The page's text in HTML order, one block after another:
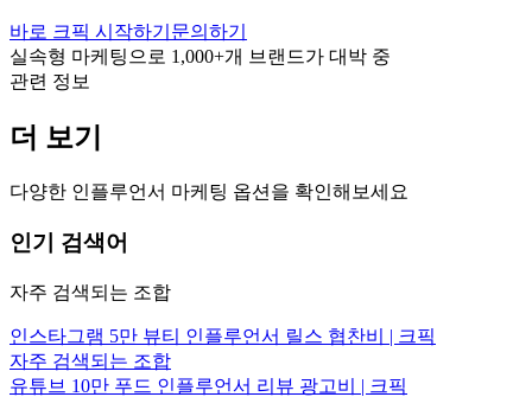
바로 크픽 시작하기 문의하기
실속형 마케팅으로 1,000+개 브랜드가 대박 중
관련 정보
더 보기
다양한 인플루언서 마케팅 옵션을 확인해보세요
인기 검색어
자주 검색되는 조합
인스타그램 5만 뷰티 인플루언서 릴스 협찬비 | 크픽
자주 검색되는 조합
유튜브 10만 푸드 인플루언서 리뷰 광고비 | 크픽